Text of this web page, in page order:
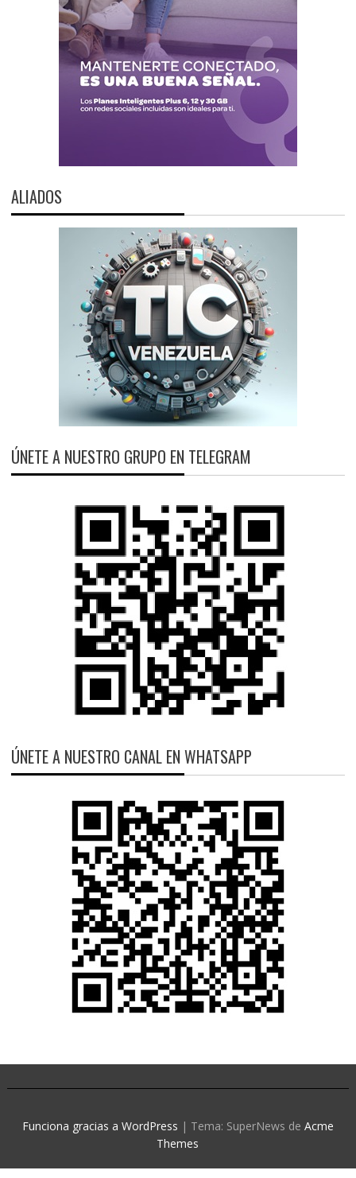
ALIADOS
ÚNETE A NUESTRO GRUPO EN TELEGRAM
ÚNETE A NUESTRO CANAL EN WHATSAPP
Funciona gracias a WordPress | Tema: SuperNews de Acme
Themes